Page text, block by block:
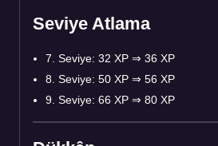
Seviye Atlama
7. Seviye: 32 XP ⇒ 36 XP
8. Seviye: 50 XP ⇒ 56 XP
9. Seviye: 66 XP ⇒ 80 XP